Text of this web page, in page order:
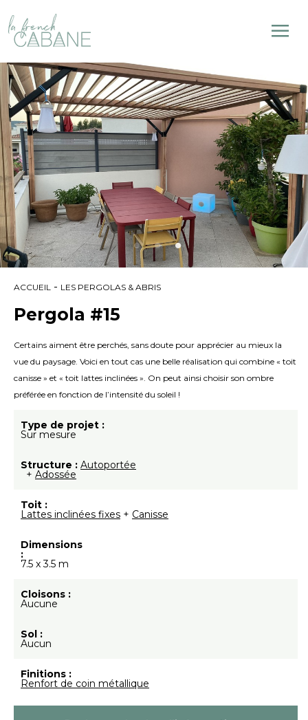
ACCUEIL - LES PERGOLAS & ABRIS
Pergola #15
Certains aiment être perchés, sans doute pour apprécier au mieux la
vue du paysage. Voici en tout cas une belle réalisation qui combine « toit
canisse » et « toit lattes inclinées ». On peut ainsi choisir son ombre
préférée en fonction de l’intensité du soleil !
Type de projet :
Sur mesure
Structure : Autoportée
+ Adossée
Toit :
Lattes inclinées fixes + Canisse
Dimensions
:
7.5 x 3.5 m
Cloisons :
Aucune
Sol :
Aucun
Finitions :
Renfort de coin métallique